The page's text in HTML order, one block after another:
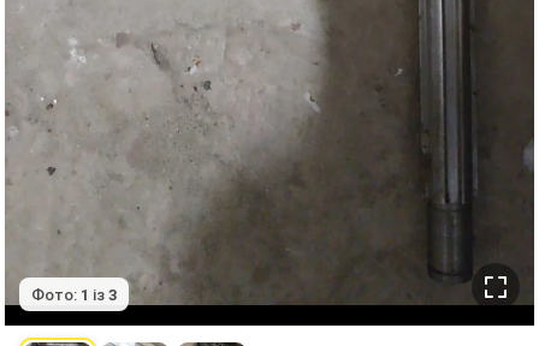
Фото: 1 із 3